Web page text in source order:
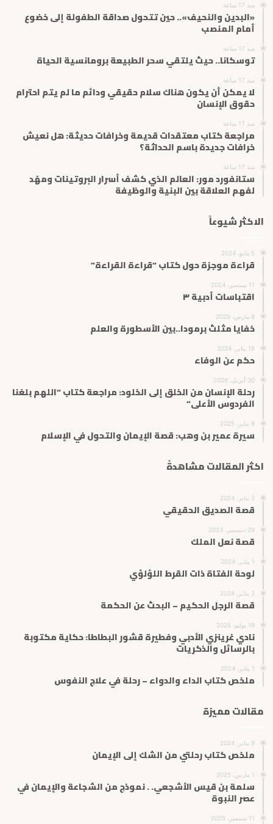
ر
منذ 17 ساعة
«البدين والنحيف».. حين تتحول صداقة الطفولة إلى خضوع
أمام المنصب
منذ 17 ساعة
توسكانا.. حيث يلتقي سحر الطبيعة برومانسية الحياة
منذ 17 ساعة
لا يمكن أن يكون هناك سلام حقيقي ودائم ما لم يتم احترام
حقوق الإنسان
منذ 17 ساعة
مراجعة كتاب معتقدات قديمة وخرافات حديثة: هل نعيش
خرافات جديدة باسم الحداثة؟
منذ 17 ساعة
ستانفورد مور: العالم الذي كشف أسرار البروتينات ومهّد
لفهم العلاقة بين البنية والوظيفة
الاكثر شيوعاً
5 مايو، 2024
قراءة موجزة حول كتاب “قراءة القراءة”
11 سبتمبر، 2024
اقتباسات أدبية ٣
8 مارس، 2025
خفايا مثلث برمودا..بين الأسطورة والعلم
18 يناير، 2024
حكم عن الوفاء
30 أبريل، 2026
رحلة الإنسان من الخلق إلى الخلود: مراجعة كتاب “اللهم بلغنا
الفردوس الأعلى”
8 يناير، 2025
سيرة عمير بن وهب: قصة الإيمان والتحول في الإسلام
اكثر المقالات مشاهدةً
3 يناير، 2024
قصة الصديق الحقيقي
29 ديسمبر، 2023
قصة نعل الملك
1 يناير، 2024
لوحة الفتاة ذات القرط اللؤلؤي
2 يناير، 2024
قصة الرجل الحكيم – البحث عن الحكمة
19 يوليو، 2025
نادي غرينزي الأدبي وفطيرة قشور البطاطا: حكاية مكتوبة
بالرسائل والذكريات
1 يناير، 2024
ملخص كتاب الداء والدواء – رحلة في علاج النفوس
مقالات مميزة
9 يناير، 2024
ملخص كتاب رحلتي من الشك إلى الإيمان
1 مارس، 2025
سلمة بن قيس الأشجعي. . نموذج من الشجاعة والإيمان في
عصر النبوة
11 سبتمبر، 2025